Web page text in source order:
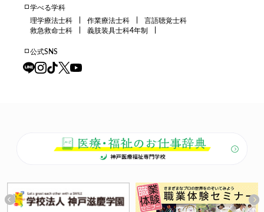
学べる学科
理学療法士科
作業療法士科
言語聴覚士科
救急救命士科
義肢装具士科4年制
公式SNS